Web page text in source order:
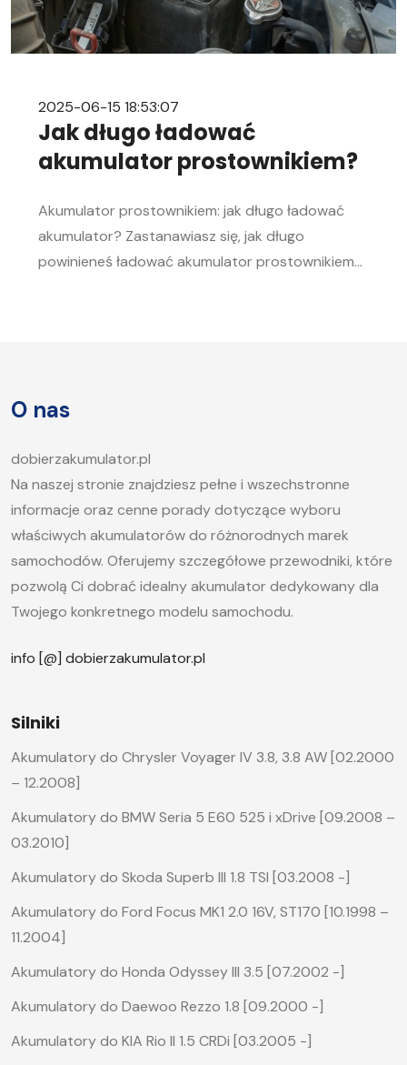
2025-06-15 18:53:07
Jak długo ładować
akumulator prostownikiem?
Akumulator prostownikiem: jak długo ładować
akumulator? Zastanawiasz się, jak długo
powinieneś ładować akumulator prostownikiem?
jak długo ładować akumulator samochodowy i
O nas
dobierzakumulator.pl
Na naszej stronie znajdziesz pełne i wszechstronne
informacje oraz cenne porady dotyczące wyboru
właściwych akumulatorów do różnorodnych marek
samochodów. Oferujemy szczegółowe przewodniki, które
pozwolą Ci dobrać idealny akumulator dedykowany dla
Twojego konkretnego modelu samochodu.
info [@] dobierzakumulator.pl
Silniki
Akumulatory do Chrysler Voyager IV 3.8, 3.8 AW [02.2000
– 12.2008]
Akumulatory do BMW Seria 5 E60 525 i xDrive [09.2008 –
03.2010]
Akumulatory do Skoda Superb III 1.8 TSI [03.2008 -]
Akumulatory do Ford Focus MK1 2.0 16V, ST170 [10.1998 –
11.2004]
Akumulatory do Honda Odyssey III 3.5 [07.2002 -]
Akumulatory do Daewoo Rezzo 1.8 [09.2000 -]
Akumulatory do KIA Rio II 1.5 CRDi [03.2005 -]